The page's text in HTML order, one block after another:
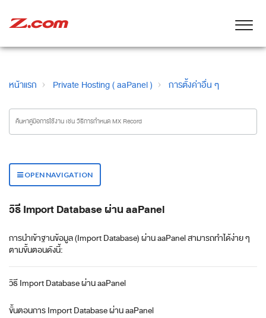
หน้าแรก Private Hosting ( aaPanel ) การตั้งค่าอื่น ๆ
OPEN NAVIGATION
วิธี Import Database ผ่าน aaPanel
การนำเข้าฐานข้อมูล (Import Database) ผ่าน aaPanel สามารถทำได้ง่าย ๆ
ตามขั้นตอนดังนี้:
วิธี Import Database ผ่าน aaPanel
ขั้นตอนการ Import Database ผ่าน aaPanel